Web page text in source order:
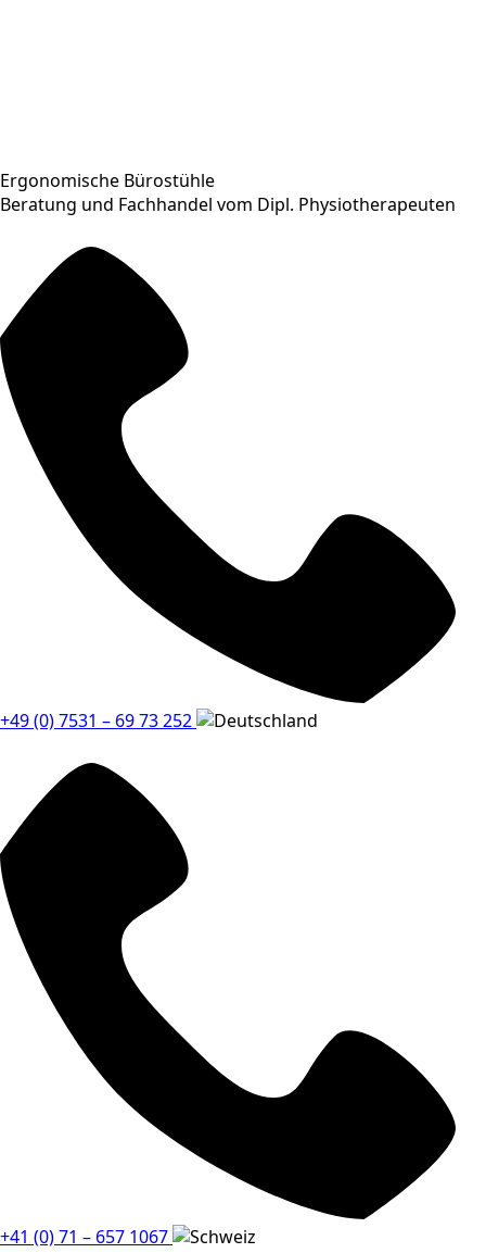
Ergonomische Bürostühle
Beratung und Fachhandel vom Dipl. Physiotherapeuten
+49 (0) 7531 – 69 73 252
+41 (0) 71 – 657 1067